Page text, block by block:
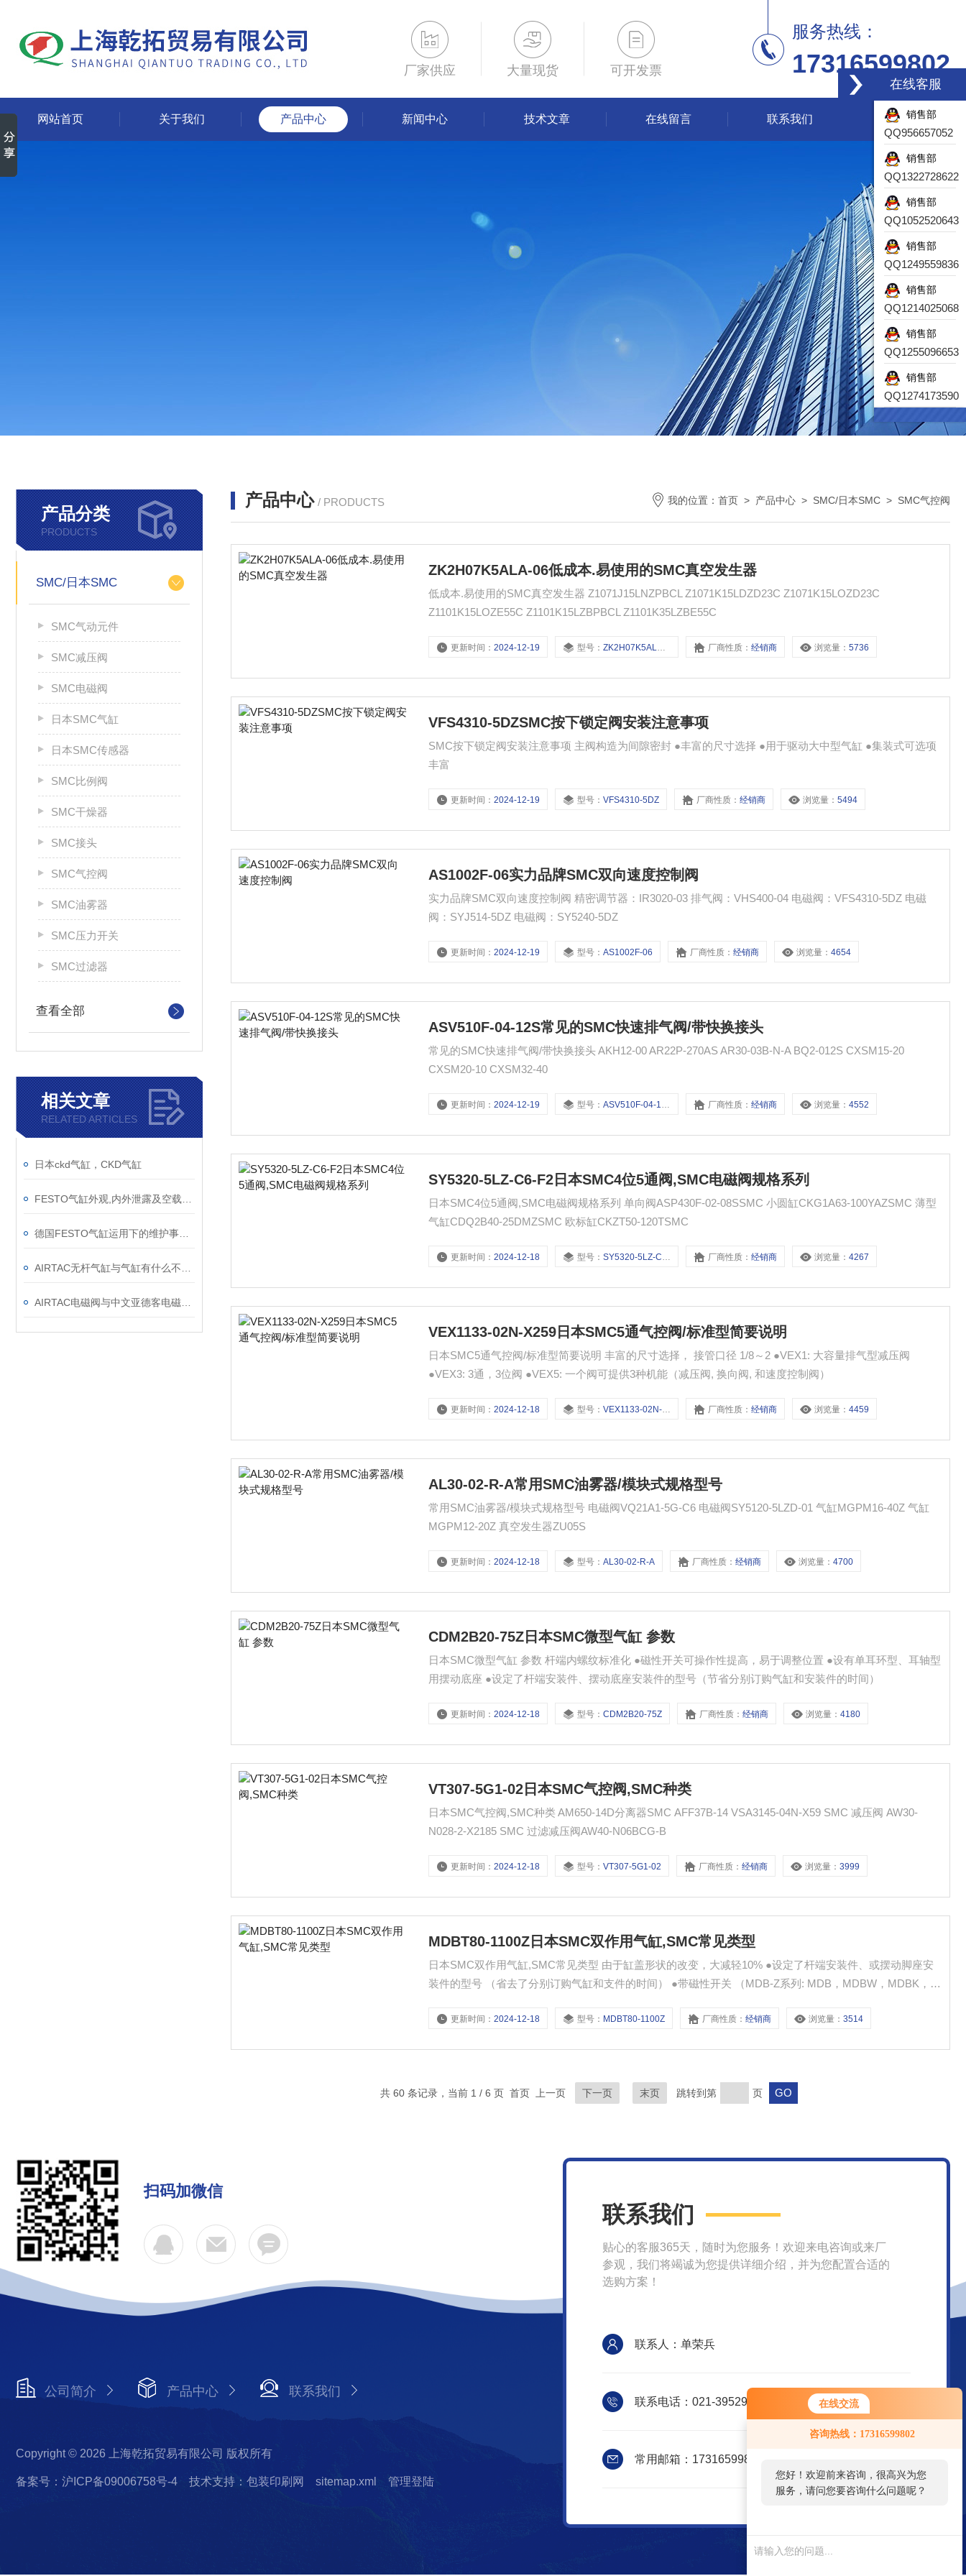
在线交流
咨询热线：17316599802
您好！欢迎前来咨询，很高兴为您
服务，请问您要咨询什么问题呢？
厂家供应 大量现货 可开发票
服务热线：
17316599802
网站首页 关于我们 产品中心 新闻中心 技术文章 在线留言 联系我们
产品分类
PRODUCTS
SMC/日本SMC
SMC气动元件
SMC减压阀
SMC电磁阀
日本SMC气缸
日本SMC传感器
SMC比例阀
SMC干燥器
SMC接头
SMC气控阀
SMC油雾器
SMC压力开关
SMC过滤器
查看全部
相关文章
RELATED ARTICLES
日本ckd气缸，CKD气缸
产品中心 / PRODUCTS 我的位置： 首页 > 产品中心 > SMC/日本SMC > SMC气控阀
ZK2H07K5ALA-06低成本.易使用的SMC真空发生器
低成本.易使用的SMC真空发生器 Z1071J15LNZPBCL Z1071K15LDZD23C Z1071K15LOZD23C
Z1101K15LOZE55C Z1101K15LZBPBCL Z1101K35LZBE55C
更新时间：2024-12-19 型号：ZK2H07K5ALA-06 厂商性质：经销商 浏览量：5736
VFS4310-5DZSMC按下锁定阀安装注意事项
SMC按下锁定阀安装注意事项 主阀构造为间隙密封 ●丰富的尺寸选择 ●用于驱动大中型气缸 ●集装式可选项
丰富
更新时间：2024-12-19 型号：VFS4310-5DZ 厂商性质：经销商 浏览量：5494
AS1002F-06实力品牌SMC双向速度控制阀
实力品牌SMC双向速度控制阀 精密调节器：IR3020-03 排气阀：VHS400-04 电磁阀：VFS4310-5DZ 电磁
阀：SYJ514-5DZ 电磁阀：SY5240-5DZ
更新时间：2024-12-19 型号：AS1002F-06 厂商性质：经销商 浏览量：4654
ASV510F-04-12S常见的SMC快速排气阀/带快换接头
常见的SMC快速排气阀/带快换接头 AKH12-00 AR22P-270AS AR30-03B-N-A BQ2-012S CXSM15-20
CXSM20-10 CXSM32-40
更新时间：2024-12-19 型号：ASV510F-04-12S 厂商性质：经销商 浏览量：4552
SY5320-5LZ-C6-F2日本SMC4位5通阀,SMC电磁阀规格系列
日本SMC4位5通阀,SMC电磁阀规格系列 单向阀ASP430F-02-08SSMC 小圆缸CKG1A63-100YAZSMC 薄型
气缸CDQ2B40-25DMZSMC 欧标缸CKZT50-120TSMC
更新时间：2024-12-18 型号：SY5320-5LZ-C6-F2 厂商性质：经销商 浏览量：4267
VEX1133-02N-X259日本SMC5通气控阀/标准型简要说明
日本SMC5通气控阀/标准型简要说明 丰富的尺寸选择， 接管口径 1/8～2 ●VEX1: 大容量排气型减压阀
●VEX3: 3通，3位阀 ●VEX5: 一个阀可提供3种机能（减压阀, 换向阀, 和速度控制阀）
更新时间：2024-12-18 型号：VEX1133-02N-X259 厂商性质：经销商 浏览量：4459
AL30-02-R-A常用SMC油雾器/模块式规格型号
常用SMC油雾器/模块式规格型号 电磁阀VQ21A1-5G-C6 电磁阀SY5120-5LZD-01 气缸MGPM16-40Z 气缸
MGPM12-20Z 真空发生器ZU05S
更新时间：2024-12-18 型号：AL30-02-R-A 厂商性质：经销商 浏览量：4700
CDM2B20-75Z日本SMC微型气缸 参数
日本SMC微型气缸 参数 杆端内螺纹标准化 ●磁性开关可操作性提高，易于调整位置 ●设有单耳环型、耳轴型
用摆动底座 ●设定了杆端安装件、摆动底座安装件的型号（节省分别订购气缸和安装件的时间）
更新时间：2024-12-18 型号：CDM2B20-75Z 厂商性质：经销商 浏览量：4180
VT307-5G1-02日本SMC气控阀,SMC种类
日本SMC气控阀,SMC种类 AM650-14D分离器SMC AFF37B-14 VSA3145-04N-X59 SMC 减压阀 AW30-
N028-2-X2185 SMC 过滤减压阀AW40-N06BCG-B
更新时间：2024-12-18 型号：VT307-5G1-02 厂商性质：经销商 浏览量：3999
MDBT80-1100Z日本SMC双作用气缸,SMC常见类型
日本SMC双作用气缸,SMC常见类型 由于缸盖形状的改变，大减轻10% ●设定了杆端安装件、或摆动脚座安
装件的型号 （省去了分别订购气缸和支件的时间） ●带磁性开关 （MDB-Z系列: MDB，MDBW，MDBK，
更新时间：2024-12-18 型号： MDBT80-1100Z 厂商性质：经销商 浏览量：3514
共 60 条记录，当前 1 / 6 页 首页 上一页 下一页 末页 跳转到第 页
扫码加微信
公司简介 产品中心 联系我们
Copyright © 2026 上海乾拓贸易有限公司 版权所有
备案号：沪ICP备09006758号-4 技术支持：包装印刷网 sitemap.xml 管理登陆
联系我们
贴心的客服365天，随时为您服务！欢迎来电咨询或来厂
参观，我们将竭诚为您提供详细介绍，并为您配置合适的
选购方案！
联系人：单荣兵
联系电话：021-39529830
常用邮箱：17316599802@163.com
在线客服
销售部
QQ956657052
销售部
QQ1322728622
销售部
QQ1052520643
销售部
QQ1249559836
销售部
QQ1214025068
销售部
QQ1255096653
销售部
QQ1274173590